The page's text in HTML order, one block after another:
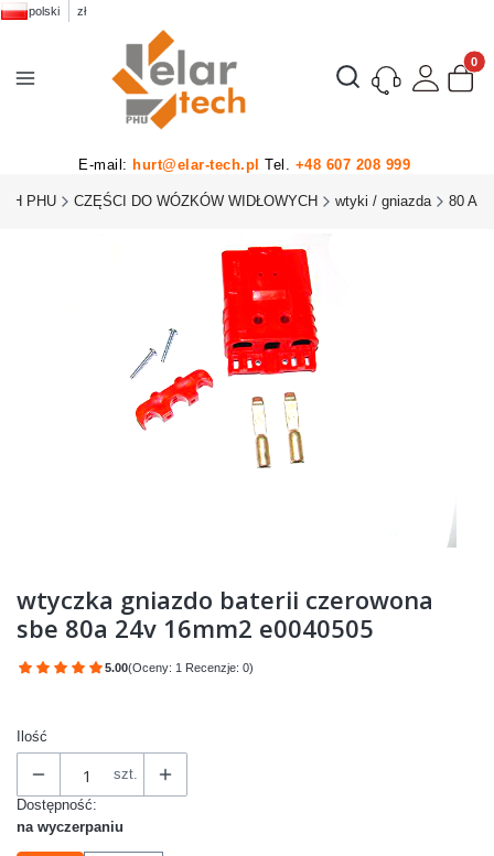
polski zł
Otwórz wyszukiwarkę
E-mail: hurt@elar-tech.pl Tel. +48 607 208 999
PHU CZĘŚCI DO WÓZKÓW WIDŁOWYCH wtyki / gniazda 80 A
wtyczka gniazdo baterii czerowona
sbe 80a 24v 16mm2 e0040505
5.00(Oceny: 1 Recenzje: 0)
Przejdź do sekcji Opinie
Ilość
szt.
Dostępność:
na wyczerpaniu